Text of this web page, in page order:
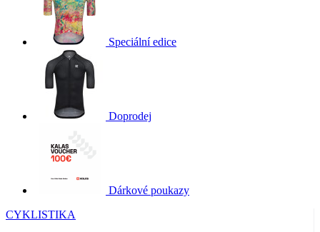
Speciální edice
Doprodej
Dárkové poukazy
CYKLISTIKA